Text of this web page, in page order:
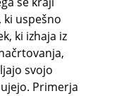
uspešno
ki izhaja iz
svojo
Primerja